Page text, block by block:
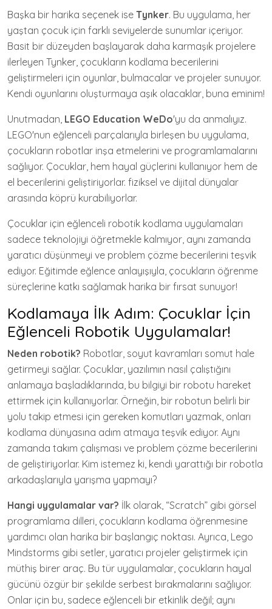
Başka bir harika seçenek ise Tynker. Bu uygulama, her
yaştan çocuk için farklı seviyelerde sunumlar içeriyor.
Basit bir düzeyden başlayarak daha karmaşık projelere
ilerleyen Tynker, çocukların kodlama becerilerini
geliştirmeleri için oyunlar, bulmacalar ve projeler sunuyor.
Kendi oyunlarını oluşturmaya aşık olacaklar, buna eminim!
Unutmadan, LEGO Education WeDo'yu da anmalıyız.
LEGO'nun eğlenceli parçalarıyla birleşen bu uygulama,
çocukların robotlar inşa etmelerini ve programlamalarını
sağlıyor. Çocuklar, hem hayal güçlerini kullanıyor hem de
el becerilerini geliştiriyorlar. fiziksel ve dijital dünyalar
arasında köprü kurabiliyorlar.
Çocuklar için eğlenceli robotik kodlama uygulamaları
sadece teknolojiyi öğretmekle kalmıyor, aynı zamanda
yaratıcı düşünmeyi ve problem çözme becerilerini teşvik
ediyor. Eğitimde eğlence anlayışıyla, çocukların öğrenme
süreçlerine katkı sağlamak harika bir fırsat sunuyor!
Kodlamaya İlk Adım: Çocuklar İçin
Eğlenceli Robotik Uygulamalar!
Neden robotik? Robotlar, soyut kavramları somut hale
getirmeyi sağlar. Çocuklar, yazılımın nasıl çalıştığını
anlamaya başladıklarında, bu bilgiyi bir robotu hareket
ettirmek için kullanıyorlar. Örneğin, bir robotun belirli bir
yolu takip etmesi için gereken komutları yazmak, onları
kodlama dünyasına adım atmaya teşvik ediyor. Aynı
zamanda takım çalışması ve problem çözme becerilerini
de geliştiriyorlar. Kim istemez ki, kendi yarattığı bir robotla
arkadaşlarıyla yarışma yapmayı?
Hangi uygulamalar var? İlk olarak, “Scratch” gibi görsel
programlama dilleri, çocukların kodlama öğrenmesine
yardımcı olan harika bir başlangıç noktası. Ayrıca, Lego
Mindstorms gibi setler, yaratıcı projeler geliştirmek için
müthiş birer araç. Bu tür uygulamalar, çocukların hayal
gücünü özgür bir şekilde serbest bırakmalarını sağlıyor.
Onlar için bu, sadece eğlenceli bir etkinlik değil; aynı